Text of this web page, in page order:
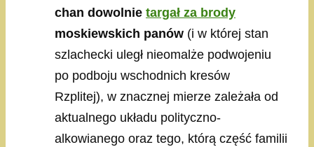
chan dowolnie targał za brody
moskiewskich panów (i w której stan
szlachecki uległ nieomalże podwojeniu
po podboju wschodnich kresów
Rzplitej), w znacznej mierze zależała od
aktualnego układu polityczno-
alkowianego oraz tego, którą część familii